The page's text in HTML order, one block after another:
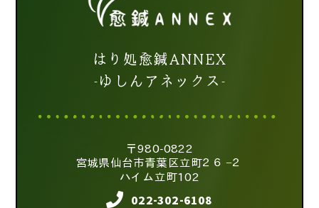
はり処愈鍼ANNEX
-ゆしんアネックス-
〒980-0822
宮城県仙台市青葉区立町２６−２
ハイム立町102
022-302-6108